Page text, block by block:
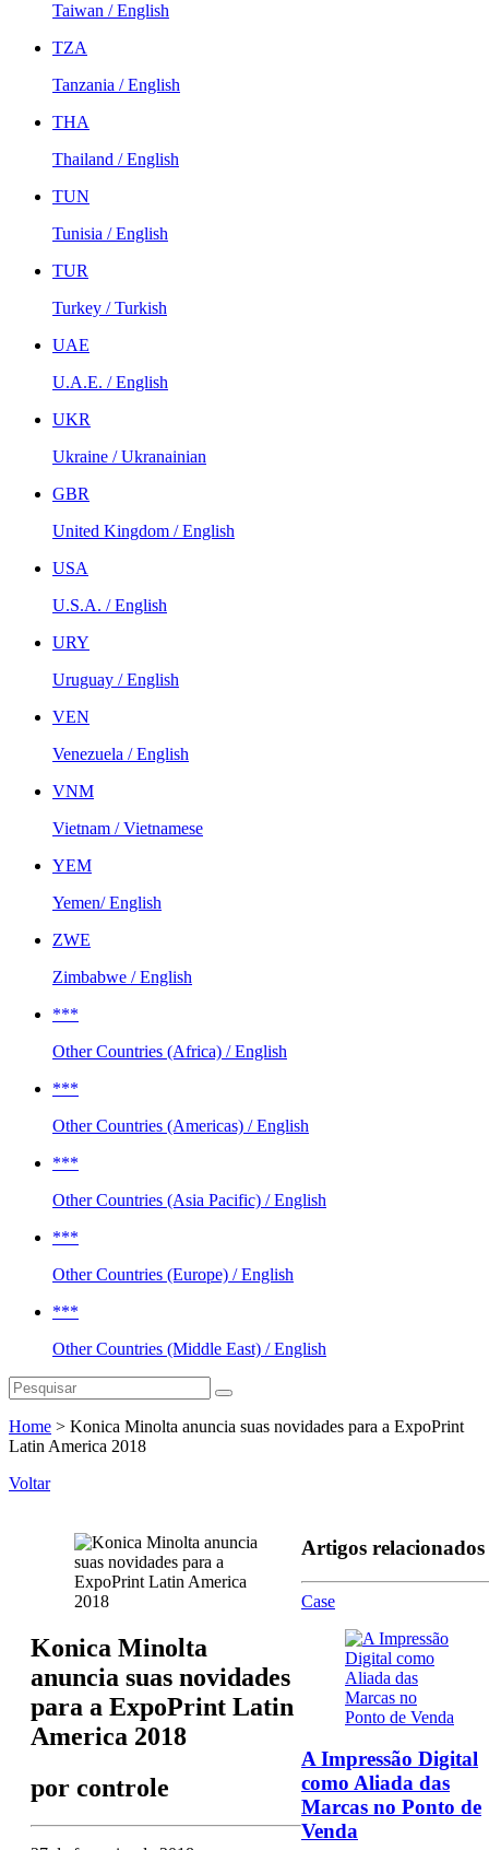
Taiwan / English
TZA
Tanzania / English
THA
Thailand / English
TUN
Tunisia / English
TUR
Turkey / Turkish
UAE
U.A.E. / English
UKR
Ukraine / Ukranainian
GBR
United Kingdom / English
USA
U.S.A. / English
URY
Uruguay / English
VEN
Venezuela / English
VNM
Vietnam / Vietnamese
YEM
Yemen/ English
ZWE
Zimbabwe / English
***
Other Countries (Africa) / English
***
Other Countries (Americas) / English
***
Other Countries (Asia Pacific) / English
***
Other Countries (Europe) / English
***
Other Countries (Middle East) / English
Home > Konica Minolta anuncia suas novidades para a ExpoPrint
Latin America 2018
Voltar
Konica Minolta
anuncia suas novidades
para a ExpoPrint Latin
America 2018
por controle
Artigos relacionados
Case
A Impressão Digital
como Aliada das
Marcas no Ponto de
Venda